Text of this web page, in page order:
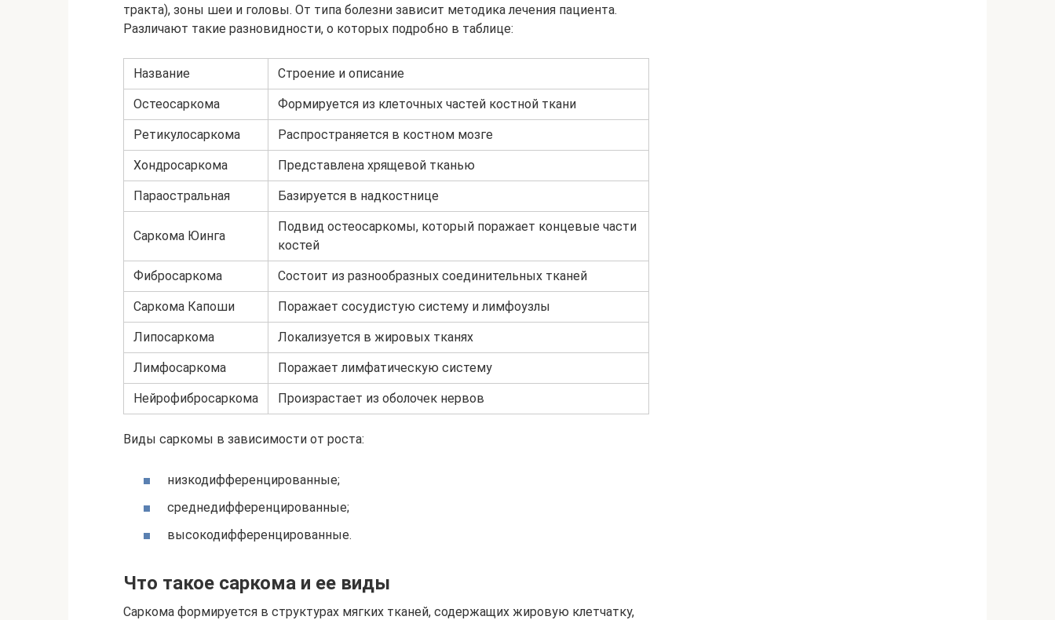
тракта), зоны шеи и головы. От типа болезни зависит методика лечения пациента.
Различают такие разновидности, о которых подробно в таблице:
Название Строение и описание
Остеосаркома Формируется из клеточных частей костной ткани
Ретикулосаркома Распространяется в костном мозге
Хондросаркома Представлена хрящевой тканью
Параостральная Базируется в надкостнице
Саркома Юинга
Подвид остеосаркомы, который поражает концевые части
костей
Фибросаркома Состоит из разнообразных соединительных тканей
Саркома Капоши Поражает сосудистую систему и лимфоузлы
Липосаркома Локализуется в жировых тканях
Лимфосаркома Поражает лимфатическую систему
Нейрофибросаркома Произрастает из оболочек нервов
Виды саркомы в зависимости от роста:
низкодифференцированные;
среднедифференцированные;
высокодифференцированные.
Что такое саркома и ее виды
Саркома формируется в структурах мягких тканей, содержащих жировую клетчатку,